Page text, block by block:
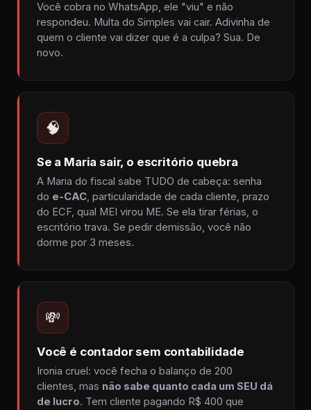
Você cobra no WhatsApp, ele "viu" e não
respondeu. Multa do Simples vai cair. Adivinha de
quem o cliente vai dizer que é a culpa? Sua. De
novo.
🧠
Se a Maria sair, o escritório quebra
A Maria do fiscal sabe TUDO de cabeça: senha
do e-CAC, particularidade de cada cliente, prazo
do ECF, qual MEI virou ME. Se ela tirar férias, o
escritório trava. Se pedir demissão, você não
dorme por 3 meses.
💸
Você é contador sem contabilidade
Ironia cruel: você fecha o balanço de 200
clientes, mas não sabe quanto cada um SEU dá
de lucro. Tem cliente pagando R$ 400 que